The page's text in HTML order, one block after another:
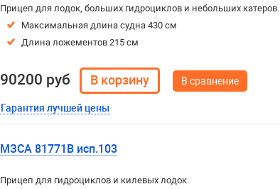
Прицеп для лодок, больших гидроциклов и небольших катеров.
Максимальная длина судна 430 см
Длина ложементов 215 см
90200 руб
Гарантия лучшей цены
В сравнение
МЗСА 81771B исп.103
Прицеп для гидроциклов и килевых лодок.